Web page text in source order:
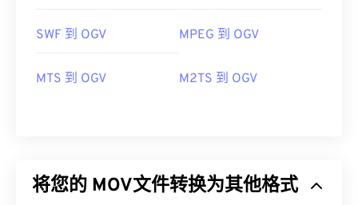
SWF 到 OGV MPEG 到 OGV
MTS 到 OGV M2TS 到 OGV
将您的 MOV文件转换为其他格式